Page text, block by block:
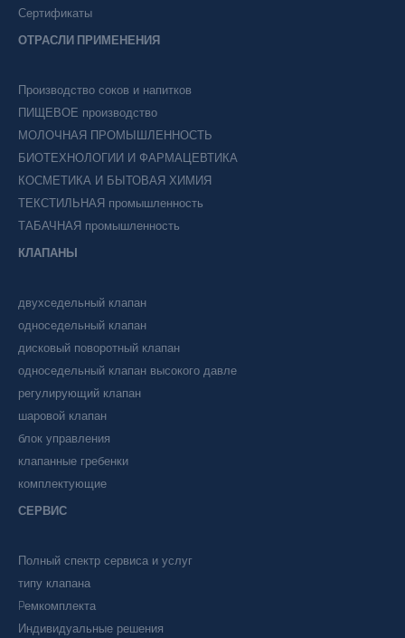
Сертификаты
ОТРАСЛИ ПРИМЕНЕНИЯ
Производство соков и напитков
ПИЩЕВОЕ производство
МОЛОЧНАЯ ПРОМЫШЛЕННОСТЬ
БИОТЕХНОЛОГИИ И ФАРМАЦЕВТИКА
КОСМЕТИКА И БЫТОВАЯ ХИМИЯ
ТЕКСТИЛЬНАЯ промышленность
ТАБАЧНАЯ промышленность
КЛАПАНЫ
двухседельный клапан
односедельный клапан
дисковый поворотный клапан
односедельный клапан высокого давле
регулирующий клапан
шаровой клапан
блок управления
клапанные гребенки
комплектующие
СЕРВИС
Полный спектр сервиса и услуг
типу клапана
Pемкомплекта
Индивидуальные решения